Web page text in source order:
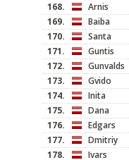
168.
Arnis
169.
Baiba
170.
Santa
171.
Guntis
172.
Gunvalds
173.
Gvido
174.
Inita
175.
Dana
176.
Edgars
177.
Dmitriy
178.
Ivars